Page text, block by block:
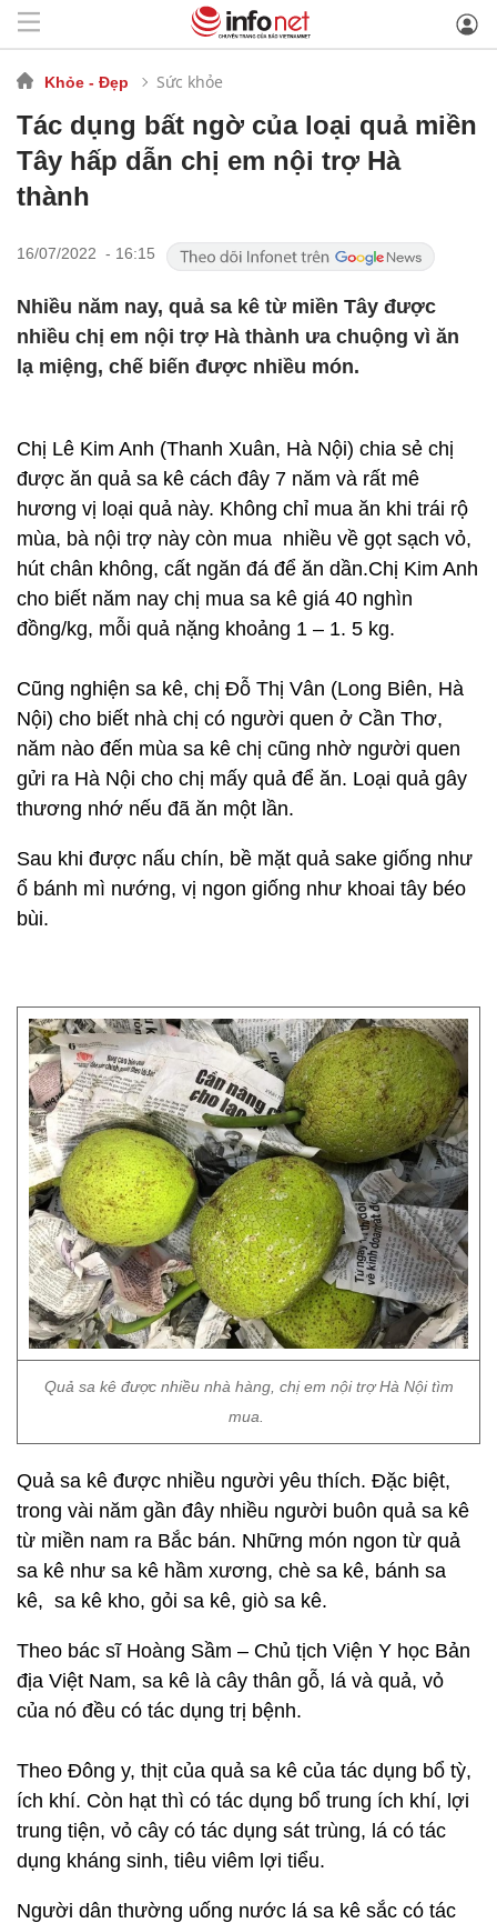
Khỏe - Đẹp Sức khỏe
Tác dụng bất ngờ của loại quả miền
Tây hấp dẫn chị em nội trợ Hà
thành
16/07/2022 - 16:15
Nhiều năm nay, quả sa kê từ miền Tây được
nhiều chị em nội trợ Hà thành ưa chuộng vì ăn
lạ miệng, chế biến được nhiều món.
Chị Lê Kim Anh (Thanh Xuân, Hà Nội) chia sẻ chị
được ăn quả sa kê cách đây 7 năm và rất mê
hương vị loại quả này. Không chỉ mua ăn khi trái rộ
mùa, bà nội trợ này còn mua nhiều về gọt sạch vỏ,
hút chân không, cất ngăn đá để ăn dần.Chị Kim Anh
cho biết năm nay chị mua sa kê giá 40 nghìn
đồng/kg, mỗi quả nặng khoảng 1 – 1. 5 kg.
Cũng nghiện sa kê, chị Đỗ Thị Vân (Long Biên, Hà
Nội) cho biết nhà chị có người quen ở Cần Thơ,
năm nào đến mùa sa kê chị cũng nhờ người quen
gửi ra Hà Nội cho chị mấy quả để ăn. Loại quả gây
thương nhớ nếu đã ăn một lần.
Sau khi được nấu chín, bề mặt quả sake giống như
ổ bánh mì nướng, vị ngon giống như khoai tây béo
bùi.
Quả sa kê được nhiều nhà hàng, chị em nội trợ Hà Nội tìm
mua.
Quả sa kê được nhiều người yêu thích. Đặc biệt,
trong vài năm gần đây nhiều người buôn quả sa kê
từ miền nam ra Bắc bán. Những món ngon từ quả
sa kê như sa kê hầm xương, chè sa kê, bánh sa
kê, sa kê kho, gỏi sa kê, giò sa kê.
Theo bác sĩ Hoàng Sầm – Chủ tịch Viện Y học Bản
địa Việt Nam, sa kê là cây thân gỗ, lá và quả, vỏ
của nó đều có tác dụng trị bệnh.
Theo Đông y, thịt của quả sa kê của tác dụng bổ tỳ,
ích khí. Còn hạt thì có tác dụng bổ trung ích khí, lợi
trung tiện, vỏ cây có tác dụng sát trùng, lá có tác
dụng kháng sinh, tiêu viêm lợi tiểu.
Người dân thường uống nước lá sa kê sắc có tác